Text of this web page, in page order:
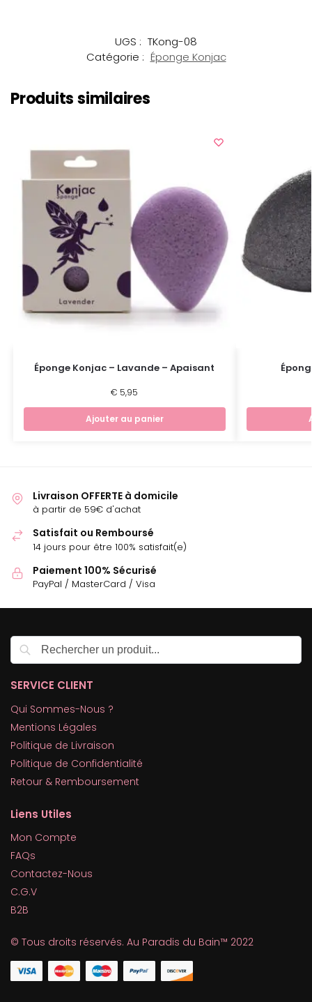
UGS : TKong-08
Catégorie : Éponge Konjac
Produits similaires
Éponge Konjac – Lavande – Apaisant
€ 5,95
Ajouter au panier
Livraison OFFERTE à domicile
à partir de 59€ d'achat
Satisfait ou Remboursé
14 jours pour être 100% satisfait(e)
Paiement 100% Sécurisé
PayPal / MasterCard / Visa
SERVICE CLIENT
Qui Sommes-Nous ?
Mentions Légales
Politique de Livraison
Politique de Confidentialité
Retour & Remboursement
Liens Utiles
Mon Compte
FAQs
Contactez-Nous
C.G.V
B2B
© Tous droits réservés. Au Paradis du Bain™ 2022